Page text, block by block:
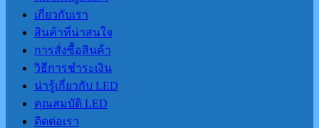
เกี่ยวกับเรา
สินค้าที่น่าสนใจ
การสั่งซื้อสินค้า
วิธีการชำระเงิน
น่ารู้เกี่ยวกับ LED
คุณสมบัติ LED
ติดต่อเรา